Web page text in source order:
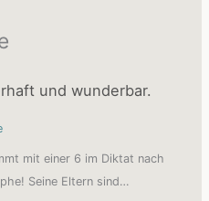
und wunderbar.
mit einer 6 im Diktat nach
Seine Eltern sind…